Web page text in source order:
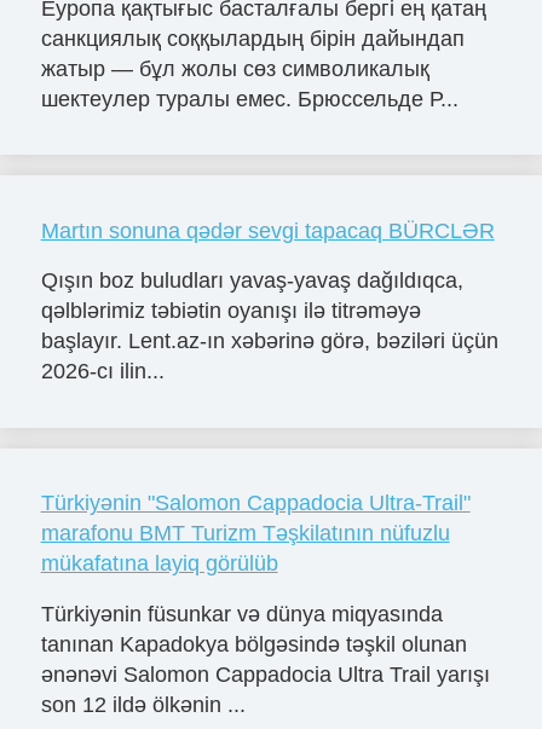
Еуропа қақтығыс басталғалы бергі ең қатаң
санкциялық соққылардың бірін дайындап
жатыр — бұл жолы сөз символикалық
шектеулер туралы емес. Брюссельде Р...
Martın sonuna qədər sevgi tapacaq BÜRCLƏR
Qışın boz buludları yavaş-yavaş dağıldıqca,
qəlblərimiz təbiətin oyanışı ilə titrəməyə
başlayır. Lent.az-ın xəbərinə görə, bəziləri üçün
2026-cı ilin...
Türkiyənin "Salomon Cappadocia Ultra-Trail"
marafonu BMT Turizm Təşkilatının nüfuzlu
mükafatına layiq görülüb
Türkiyənin füsunkar və dünya miqyasında
tanınan Kapadokya bölgəsində təşkil olunan
ənənəvi Salomon Cappadocia Ultra Trail yarışı
son 12 ildə ölkənin ...